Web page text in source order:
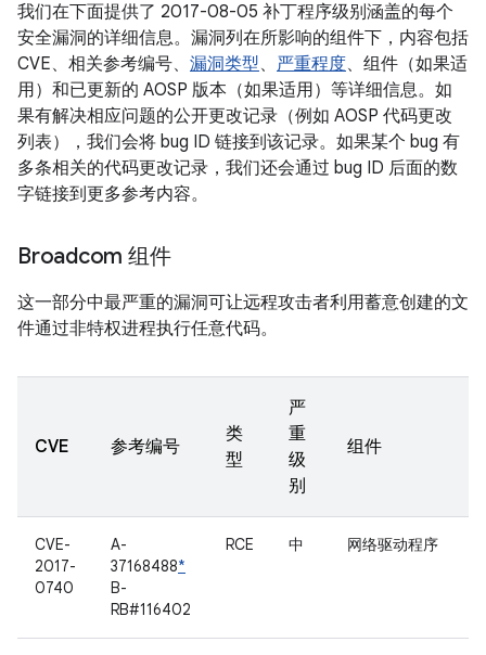
我们在下面提供了 2017-08-05 补丁程序级别涵盖的每个
安全漏洞的详细信息。漏洞列在所影响的组件下，内容包括
CVE、相关参考编号、 漏洞类型、 严重程度、组件（如果适
用）和已更新的 AOSP 版本（如果适用）等详细信息。如
果有解决相应问题的公开更改记录（例如 AOSP 代码更改
列表），我们会将 bug ID 链接到该记录。如果某个 bug 有
多条相关的代码更改记录，我们还会通过 bug ID 后面的数
字链接到更多参考内容。
Broadcom 组件
这一部分中最严重的漏洞可让远程攻击者利用蓄意创建的文
件通过非特权进程执行任意代码。
CVE 参考编号
类
型
严
重
级
别
组件
CVE-
2017-
0740
A-
37168488*
B-
RB#116402
RCE 中 网络驱动程序